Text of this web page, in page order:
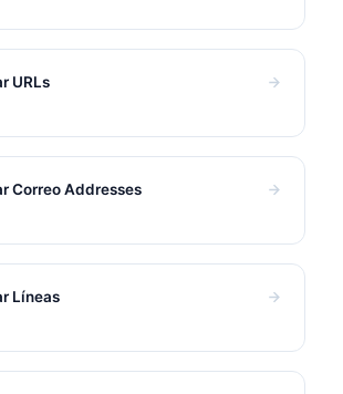
URLs
Correo Addresses
Líneas